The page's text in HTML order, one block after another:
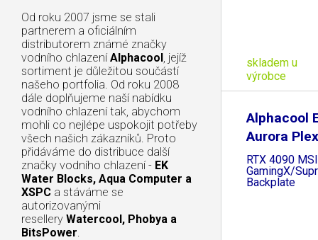
Od roku 2007 jsme se stali
partnerem a oficiálním
distributorem známé značky
vodního chlazení Alphacool, jejíž
sortiment je důležitou součástí
našeho portfolia. Od roku 2008
dále doplňujeme naší nabídku
vodního chlazení tak, abychom
mohli co nejlépe uspokojit potřeby
všech našich zákazníků. Proto
přidáváme do distribuce další
značky vodního chlazení - EK
Water Blocks, Aqua Computer a
XSPC a stáváme se
autorizovanými
resellery Watercool, Phobya a
BitsPower.
skladem u
výrobce
Alphacool
Aurora
RTX 4090 MSI
GamingX/
Backplate